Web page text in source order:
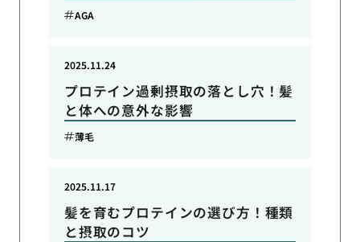
AGA
プロテイン過剰摂取の落とし穴！髪
と体への意外な影響
2025.11.24
薄毛
髪を育むプロテインの選び方！種類
と摂取のコツ
2025.11.17